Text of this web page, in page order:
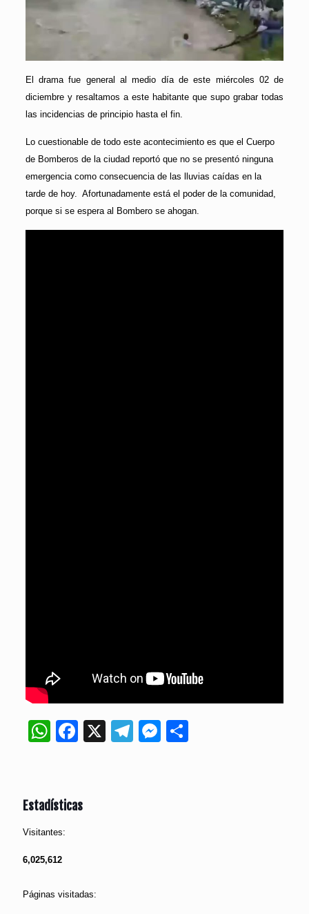
El drama fue general al medio día de este miércoles 02 de
diciembre y resaltamos a este habitante que supo grabar todas
las incidencias de principio hasta el fin.
Lo cuestionable de todo este acontecimiento es que el Cuerpo
de Bomberos de la ciudad reportó que no se presentó ninguna
emergencia como consecuencia de las lluvias caídas en la
tarde de hoy. Afortunadamente está el poder de la comunidad,
porque si se espera al Bombero se ahogan.
WhatsApp
Facebook
X Telegram
Messenger
Estadísticas
Visitantes:
6,025,612
Páginas visitadas: